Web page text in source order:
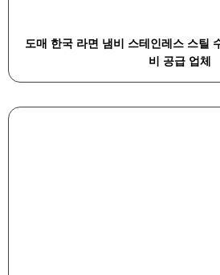
도매 한국 라면 냄비 스테인레스 스틸
비 공급 업체